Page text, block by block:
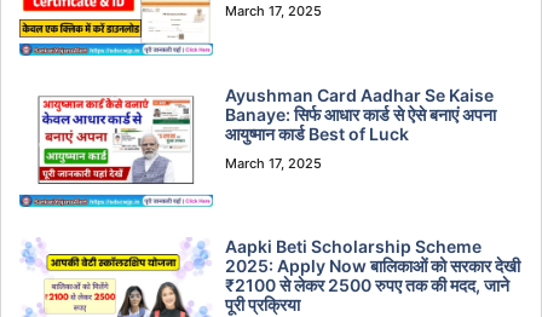
March 17, 2025
Ayushman Card Aadhar Se Kaise
Banaye: सिर्फ आधार कार्ड से ऐसे बनाएं अपना
आयुष्मान कार्ड Best of Luck
March 17, 2025
Aapki Beti Scholarship Scheme
2025: Apply Now बालिकाओं को सरकार देखी
₹2100 से लेकर 2500 रुपए तक की मदद, जाने
पूरी प्रक्रिया